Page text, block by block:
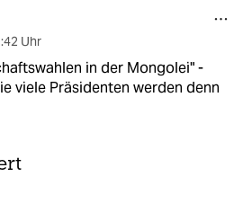
Uhr
in der Mongolei" -
viele Präsidenten werden denn